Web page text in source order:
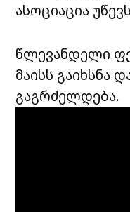
ასოციაცია
წლევანდელი
მაისს გაიხსნა
გაგრძელდება.